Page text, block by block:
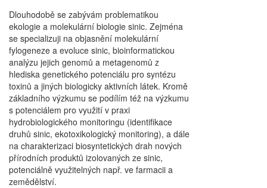
Dlouhodobě se zabývám problematikou
ekologie a molekulární biologie sinic. Zejména
se specializuji na objasnění molekulární
fylogeneze a evoluce sinic, bioinformatickou
analýzu jejich genomů a metagenomů z
hlediska genetického potenciálu pro syntézu
toxinů a jiných biologicky aktivních látek. Kromě
základního výzkumu se podílím též na výzkumu
s potenciálem pro využití v praxi
hydrobiologického monitoringu (identifikace
druhů sinic, ekotoxikologický monitoring), a dále
na charakterizaci biosyntetických drah nových
přírodních produktů izolovaných ze sinic,
potenciálně využitelných např. ve farmacii a
zemědělství.